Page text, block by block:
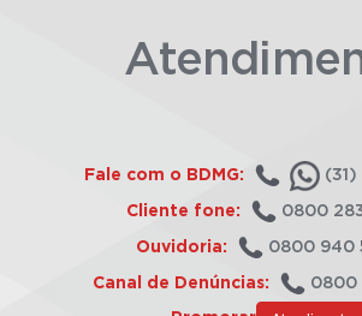
Fale com o BDMG:
Cliente fone: 0800
Ouvidoria: 0800 940
Canal de Denúncias: 0800